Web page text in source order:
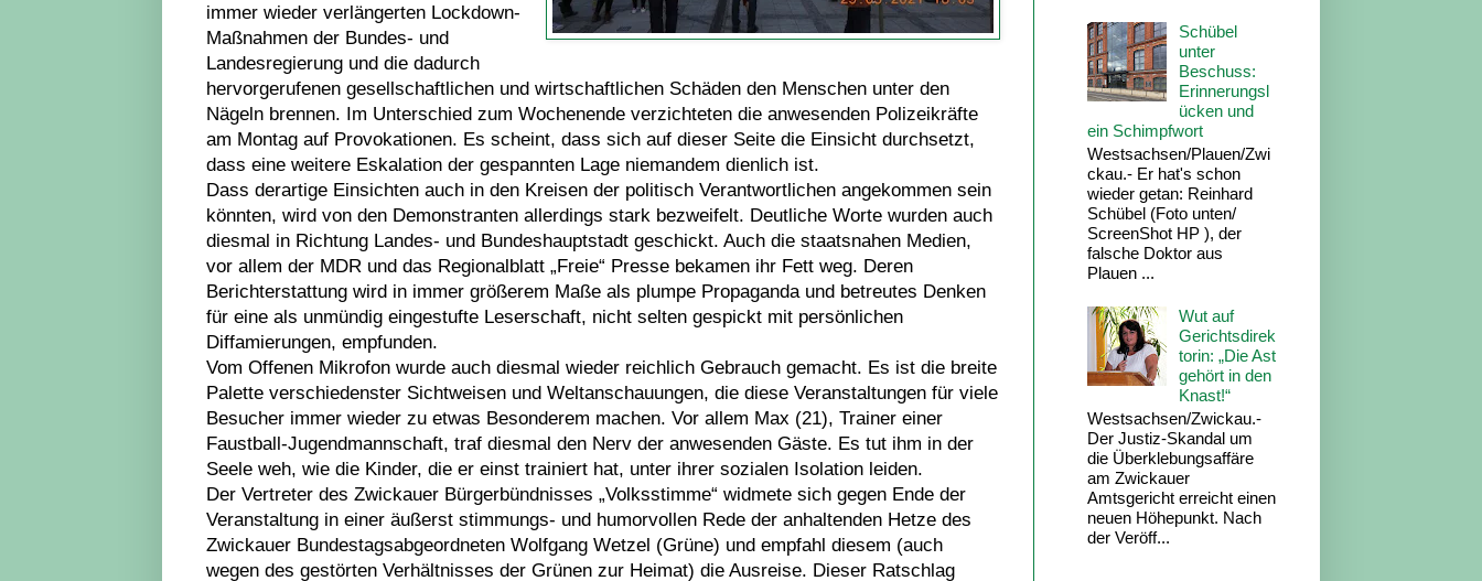
immer wieder verlängerten Lockdown-
Maßnahmen der Bundes- und
Landesregierung und die dadurch
hervorgerufenen gesellschaftlichen und wirtschaftlichen Schäden den Menschen unter den
Nägeln brennen. Im Unterschied zum Wochenende verzichteten die anwesenden Polizeikräfte
am Montag auf Provokationen. Es scheint, dass sich auf dieser Seite die Einsicht durchsetzt,
dass eine weitere Eskalation der gespannten Lage niemandem dienlich ist.
Dass derartige Einsichten auch in den Kreisen der politisch Verantwortlichen angekommen sein
könnten, wird von den Demonstranten allerdings stark bezweifelt. Deutliche Worte wurden auch
diesmal in Richtung Landes- und Bundeshauptstadt geschickt. Auch die staatsnahen Medien,
vor allem der MDR und das Regionalblatt „Freie“ Presse bekamen ihr Fett weg. Deren
Berichterstattung wird in immer größerem Maße als plumpe Propaganda und betreutes Denken
für eine als unmündig eingestufte Leserschaft, nicht selten gespickt mit persönlichen
Diffamierungen, empfunden.
Vom Offenen Mikrofon wurde auch diesmal wieder reichlich Gebrauch gemacht. Es ist die breite
Palette verschiedenster Sichtweisen und Weltanschauungen, die diese Veranstaltungen für viele
Besucher immer wieder zu etwas Besonderem machen. Vor allem Max (21), Trainer einer
Faustball-Jugendmannschaft, traf diesmal den Nerv der anwesenden Gäste. Es tut ihm in der
Seele weh, wie die Kinder, die er einst trainiert hat, unter ihrer sozialen Isolation leiden.
Der Vertreter des Zwickauer Bürgerbündnisses „Volksstimme“ widmete sich gegen Ende der
Veranstaltung in einer äußerst stimmungs- und humorvollen Rede der anhaltenden Hetze des
Zwickauer Bundestagsabgeordneten Wolfgang Wetzel (Grüne) und empfahl diesem (auch
wegen des gestörten Verhältnisses der Grünen zur Heimat) die Ausreise. Dieser Ratschlag
Schübel
unter
Beschuss:
Erinnerungsl
ücken und
ein Schimpfwort
Westsachsen/Plauen/Zwi
ckau.- Er hat's schon
wieder getan: Reinhard
Schübel (Foto unten/
ScreenShot HP ), der
falsche Doktor aus
Plauen ...
Wut auf
Gerichtsdirek
torin: „Die Ast
gehört in den
Knast!“
Westsachsen/Zwickau.-
Der Justiz-Skandal um
die Überklebungsaffäre
am Zwickauer
Amtsgericht erreicht einen
neuen Höhepunkt. Nach
der Veröff...